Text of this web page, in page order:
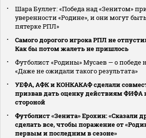
Шара Буллет: «Победа над «Зенитом»
уверенности «Родине», и они могут
пятерке РПЛ»
Самого дорогого игрока РПЛ не
Как бы потом жалеть не пришлось
Футболист «Родины» Мусаев — о победе
«Даже не ожидали такого результата»
УЕФА, АФК и КОНКАКАФ сделали
призвав дать оценку действиям ФИФА
стороной
Футболист «Зенита» Ерохин: «Сказали
сделать все, чтобы поражение от
первым и последним в сезоне»